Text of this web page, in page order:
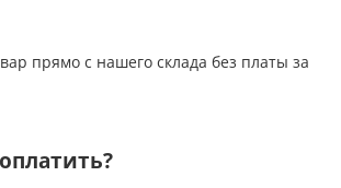
прямо с нашего склада без платы за